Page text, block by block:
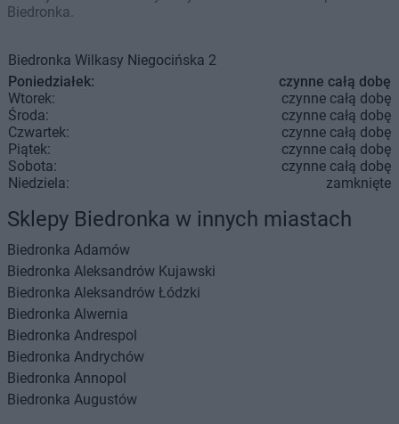
Biedronka.
Biedronka Wilkasy Niegocińska 2
Poniedziałek:
czynne całą dobę
Wtorek:
czynne całą dobę
Środa:
czynne całą dobę
Czwartek:
czynne całą dobę
Piątek:
czynne całą dobę
Sobota:
czynne całą dobę
Niedziela:
zamknięte
Sklepy Biedronka w innych miastach
Biedronka Adamów
Biedronka Aleksandrów Kujawski
Biedronka Aleksandrów Łódzki
Biedronka Alwernia
Biedronka Andrespol
Biedronka Andrychów
Biedronka Annopol
Biedronka Augustów